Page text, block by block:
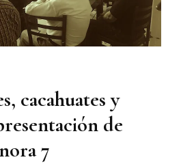
cacahuates y
de
7